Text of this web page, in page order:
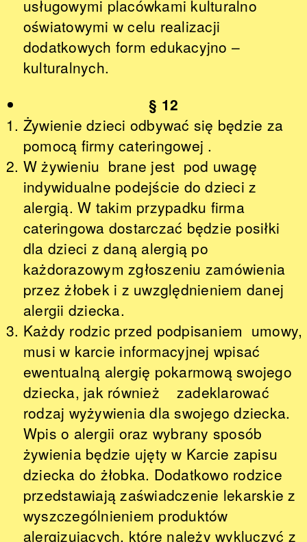
usługowymi placówkami kulturalno
oświatowymi w celu realizacji
dodatkowych form edukacyjno –
kulturalnych.
§ 12
Żywienie dzieci odbywać się będzie za
pomocą firmy cateringowej .
W żywieniu brane jest pod uwagę
indywidualne podejście do dzieci z
alergią. W takim przypadku firma
cateringowa dostarczać będzie posiłki
dla dzieci z daną alergią po
każdorazowym zgłoszeniu zamówienia
przez żłobek i z uwzględnieniem danej
alergii dziecka.
Każdy rodzic przed podpisaniem umowy,
musi w karcie informacyjnej wpisać
ewentualną alergię pokarmową swojego
dziecka, jak również zadeklarować
rodzaj wyżywienia dla swojego dziecka.
Wpis o alergii oraz wybrany sposób
żywienia będzie ujęty w Karcie zapisu
dziecka do żłobka. Dodatkowo rodzice
przedstawiają zaświadczenie lekarskie z
wyszczególnieniem produktów
alergizujących, które należy wykluczyć z